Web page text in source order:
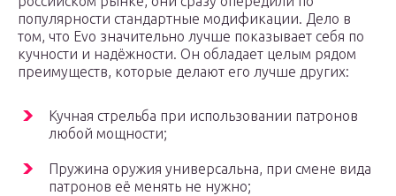
популярности стандартные модификации. Дело в
том, что Evo значительно лучше показывает себя по
кучности и надёжности. Он обладает целым рядом
преимуществ, которые делают его лучше других:
Кучная стрельба при использовании патронов
любой мощности;
Пружина оружия универсальна, при смене вида
патронов её менять не нужно;